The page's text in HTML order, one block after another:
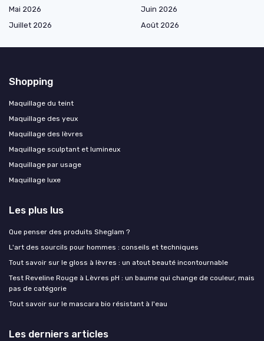
Mai 2026
Juin 2026
Juillet 2026
Août 2026
Shopping
Maquillage du teint
Maquillage des yeux
Maquillage des lèvres
Maquillage sculptant et lumineux
Maquillage par usage
Maquillage luxe
Les plus lus
Que penser des produits Sheglam ?
L'art des sourcils pour hommes : conseils et techniques
Tout savoir sur le gloss à lèvres : un atout beauté incontournable
Test Reveline Rouge à Lèvres pH : un baume qui change de couleur, mais
pas de catégorie
Tout savoir sur le mascara bio résistant à l'eau
Les derniers articles